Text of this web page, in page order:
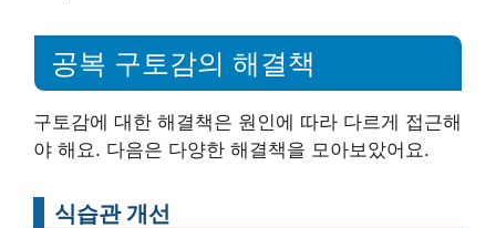
공복 구토감의 해결책
구토감에 대한 해결책은 원인에 따라 다르게 접근해
야 해요. 다음은 다양한 해결책을 모아보았어요.
식습관 개선